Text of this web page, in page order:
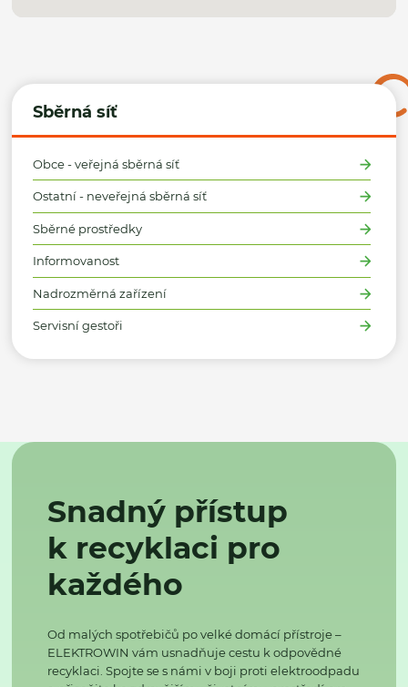
Sběrná síť
Obce - veřejná sběrná síť
Ostatní - neveřejná sběrná síť
Sběrné prostředky
Informovanost
Nadrozměrná zařízení
Servisní gestoři
Snadný přístup
k recyklaci pro
každého
Od malých spotřebičů po velké domácí přístroje –
ELEKTROWIN vám usnadňuje cestu k odpovědné
recyklaci. Spojte se s námi v boji proti elektroodpadu